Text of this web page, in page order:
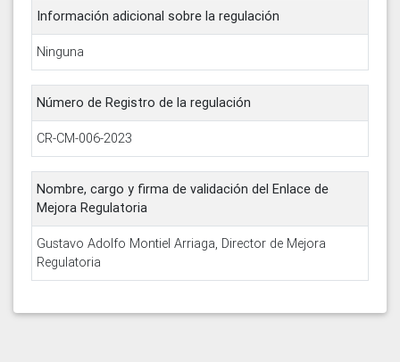
Información adicional sobre la regulación
Ninguna
Número de Registro de la regulación
CR-CM-006-2023
Nombre, cargo y firma de validación del Enlace de
Mejora Regulatoria
Gustavo Adolfo Montiel Arriaga, Director de Mejora
Regulatoria